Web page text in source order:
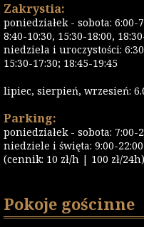
Zakrystia:
poniedziałek - sobota: 6:00-
8:40-10:30, 15:30-18:00,
niedziela i uroczystości:
15:30-17:30; 18:45-19:45
lipiec, sierpień, wrzesień:
Parking:
poniedziałek - sobota: 7:00-
niedziele i święta: 9:00-22:00
(cennik: 10 zł/h | 100 zł/24h)
Pokoje gościnne